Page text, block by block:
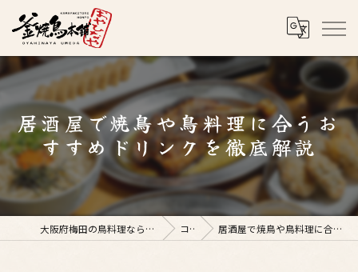
居酒屋で焼鳥や鳥料理に合うお
すすめドリンクを徹底解説
大阪府梅田の鳥料理なら釜焼鳥本舗おやひなや 梅田店 コラム 居酒屋で焼鳥や鳥料理に合うおすすめドリンクを徹底解説